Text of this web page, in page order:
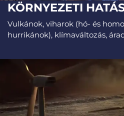
KÖRNYEZETI
Vulkánok, viharok (hó- és
hurrikánok), klímaváltozás,